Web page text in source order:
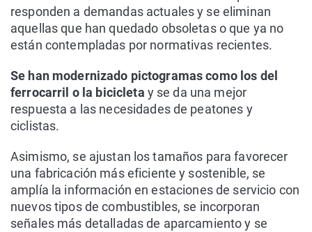
responden a demandas actuales y se eliminan
aquellas que han quedado obsoletas o que ya no
están contempladas por normativas recientes.
Se han modernizado pictogramas como los del
ferrocarril o la bicicleta y se da una mejor
respuesta a las necesidades de peatones y
ciclistas.
Asimismo, se ajustan los tamaños para favorecer
una fabricación más eficiente y sostenible, se
amplía la información en estaciones de servicio con
nuevos tipos de combustibles, se incorporan
señales más detalladas de aparcamiento y se